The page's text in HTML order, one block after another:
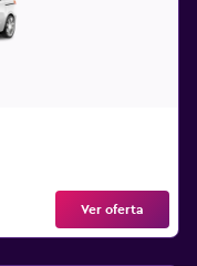
Ver oferta